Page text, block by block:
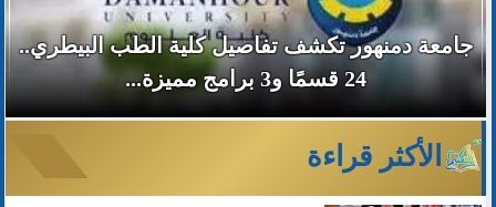
جامعة دمنهور تكشف تفاصيل كلية الطب البيطري..
24 قسمًا و3 برامج مميزة...
الأكثر قراءة